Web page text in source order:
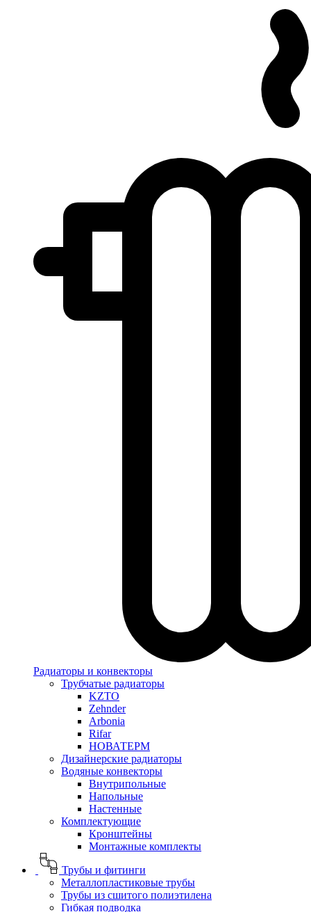
Радиаторы и конвекторы
Трубчатые радиаторы
KZTO
Zehnder
Arbonia
Rifar
НОВАТЕРМ
Дизайнерские радиаторы
Водяные конвекторы
Внутрипольные
Напольные
Настенные
Комплектующие
Кронштейны
Монтажные комплекты
Трубы и фитинги
Металлопластиковые трубы
Трубы из сшитого полиэтилена
Гибкая подводка